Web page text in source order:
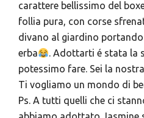
carattere bellissimo del
follia pura, con corse
divano al giardino
erba
. Adottarti é stata la
potessimo fare. Sei la
Ti vogliamo un mondo di
Ps. A tutti quelli che ci